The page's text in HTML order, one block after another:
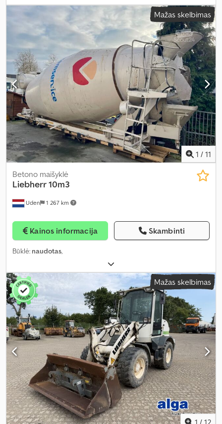
bazė:1 300 mm, Įranga:ABS,
Mažas skelbimas
1 / 11
Uden 1 267 km
Betono maišyklė
Liebherr10m3
Kainos informacija Skambinti
Būklė: naudotas,
Mažas skelbimas
1 / 12